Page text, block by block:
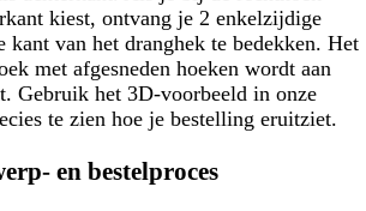
kiest, ontvang je 2 enkelzijdige
kant van het dranghek te bedekken. Het
met afgesneden hoeken wordt aan
Gebruik het 3D-voorbeeld in onze
te zien hoe je bestelling eruitziet.
en bestelproces